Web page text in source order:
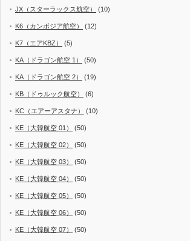
JX（スターラックス航空） (10)
K6（カンボジア航空） (12)
K7（エアKBZ） (5)
KA（ドラゴン航空 1） (50)
KA（ドラゴン航空 2） (19)
KB（ドゥルック航空） (6)
KC（エアーアスタナ） (10)
KE（大韓航空 01） (50)
KE（大韓航空 02） (50)
KE（大韓航空 03） (50)
KE（大韓航空 04） (50)
KE（大韓航空 05） (50)
KE（大韓航空 06） (50)
KE（大韓航空 07） (50)